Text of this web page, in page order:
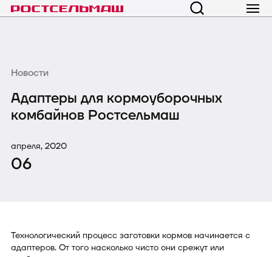
Новости
Адаптеры для кормоуборочных
комбайнов Ростсельмаш
апреля, 2020
06
Технологический процесс заготовки кормов начинается с
адаптеров. От того насколько чисто они срежут или